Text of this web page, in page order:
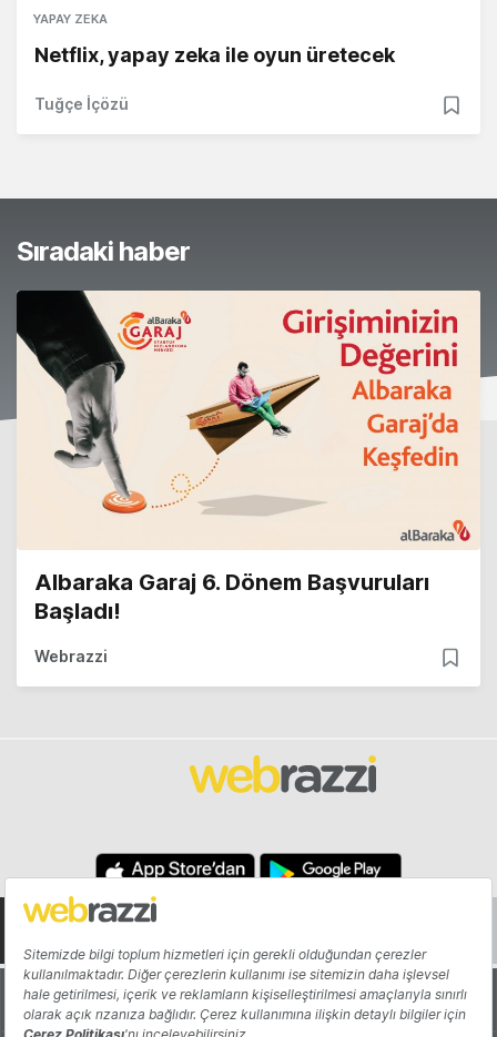
YAPAY ZEKA
Netflix, yapay zeka ile oyun üretecek
Tuğçe İçözü
Sıradaki haber
Albaraka Garaj 6. Dönem Başvuruları
Başladı!
Webrazzi
Hakkında Yazarlar